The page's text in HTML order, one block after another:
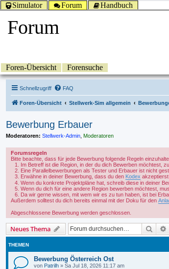
Simulator Forum Handbuch
Forum
Foren-Übersicht Forensuche
Schnellzugriff FAQ
Foren-Übersicht Stellwerk-Sim allgemein
Bewerbung Erbauer
Moderatoren: Stellwerk-Admin Moderatoren
Forumsregeln
Bitte beachte, dass für jede Bewerbung folgende Regeln
Im Betreff ist die Region, in der du dich Bewerben möchtest,
Eine Parallelbewerbungen als Tester und Erbauer ist nicht
Erwähne in deiner Bewerbung, dass du den Kodex akzeptierst
Wenn du konkrete Projektpläne hat, schreib diese in deiner
Wenn du dich für eine andere Region bewerben möchtest,
Da wir gerne wissen, mit wem wir es zu tun haben, ist bei
Außerdem solltest du dich bereits einmal mit der Doku für den
Abgeschlossene Bewerbung werden geschlossen.
Neues Thema Suche
THEMEN
Bewerbung Österreich Ost
von Patrilh » Sa Jul 18, 2026 11:17 am